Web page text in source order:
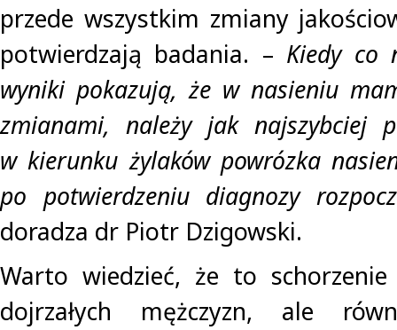
przede wszystkim zmiany
potwierdzają badania. – Kiedy co
wyniki pokazują, że w nasieniu
zmianami, należy jak najszybciej
w kierunku żylaków powrózka
po potwierdzeniu diagnozy
doradza dr Piotr Dzigowski.
Warto wiedzieć, że to
dojrzałych mężczyzn, ale